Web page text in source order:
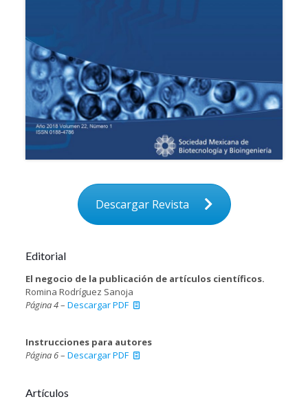
Descargar Revista
Editorial
El negocio de la publicación de artículos científicos.
Romina Rodríguez Sanoja
Página 4– Descargar PDF
Instrucciones para autores
Página 6– Descargar PDF
Artículos